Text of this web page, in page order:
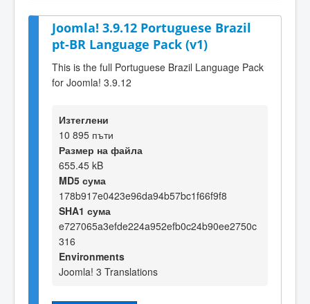
Joomla! 3.9.12 Portuguese Brazil
pt-BR Language Pack (v1)
This is the full Portuguese Brazil Language Pack
for Joomla! 3.9.12
Изтеглени
10 895 пъти
Размер на файла
655.45 kB
MD5 сума
178b917e0423e96da94b57bc1f66f9f8
SHA1 сума
e727065a3efde224a952efb0c24b90ee2750c
316
Environments
Joomla! 3 Translations